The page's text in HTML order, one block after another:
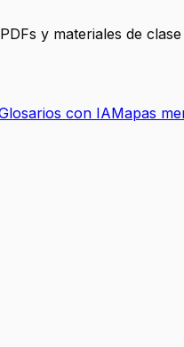
y materiales de
con IAMapas